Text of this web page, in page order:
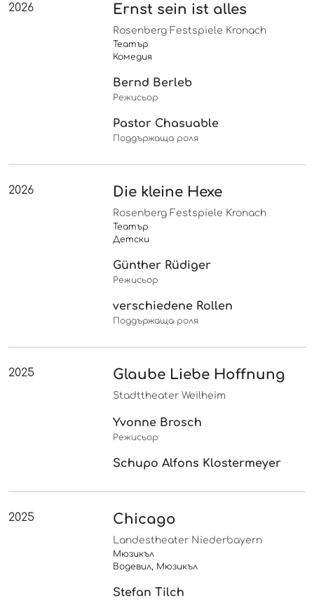
2026 Ernst sein ist alles
Rosenberg Festspiele Kronach
Театър
Комедия
Bernd Berleb
Режисьор
Pastor Chasuable
Поддържаща роля
2026 Die kleine Hexe
Rosenberg Festspiele Kronach
Театър
Детски
Günther Rüdiger
Режисьор
verschiedene Rollen
Поддържаща роля
2025 Glaube Liebe Hoffnung
Stadttheater Weilheim
Yvonne Brosch
Режисьор
Schupo Alfons Klostermeyer
2025 Chicago
Landestheater Niederbayern
Мюзикъл
Водевил, Мюзикъл
Stefan Tilch